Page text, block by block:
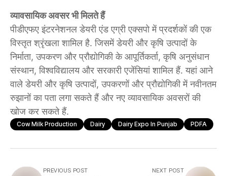
व्यावसायिक अवसर भी मिलते हैं
पीडीएफए इंटरनेशनल डेयरी एंड एग्री एक्सपो में प्रदर्शकों की एक
विस्तृत श्रृंखला शामिल है. जिसमें डेयरी और कृषि उत्पादों के
निर्माता, उपकरण और प्रौद्योगिकी के आपूर्तिकर्ता, कृषि अनुसंधान
संस्थान, विश्वविद्यालय और सरकारी एजेंसियां ​​शामिल हैं. यहां आने
वाले डेयरी और कृषि उत्पादों, उपकरणों और प्रौद्योगिकी में नवीनतम
रुझानों का पता लगा सकते हैं और नए व्यावसायिक अवसरों की
खोज कर सकते हैं.
Cow Milk Production Dairy Dairy Expo In Punjab PDFA
PREVIOUS POST NEXT POST